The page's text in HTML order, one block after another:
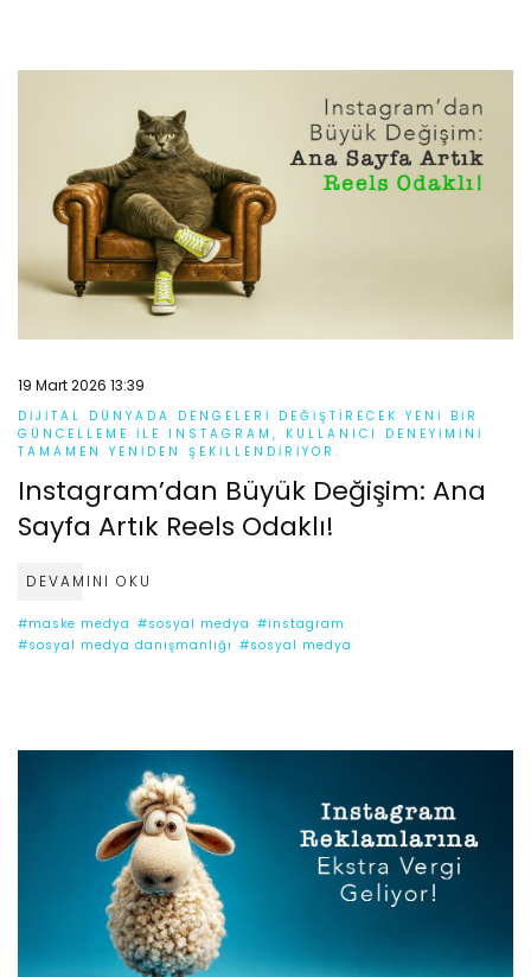
19 Mart 2026 13:39
DIJITAL DÜNYADA DENGELERI DEĞIŞTIRECEK YENI BIR
GÜNCELLEME ILE INSTAGRAM, KULLANICI DENEYIMINI
TAMAMEN YENIDEN ŞEKILLENDIRIYOR.
Instagram’dan Büyük Değişim: Ana
Sayfa Artık Reels Odaklı!
DEVAMINI OKU
#maske medya #sosyal medya #instagram
#sosyal medya danışmanlığı #sosyal medya